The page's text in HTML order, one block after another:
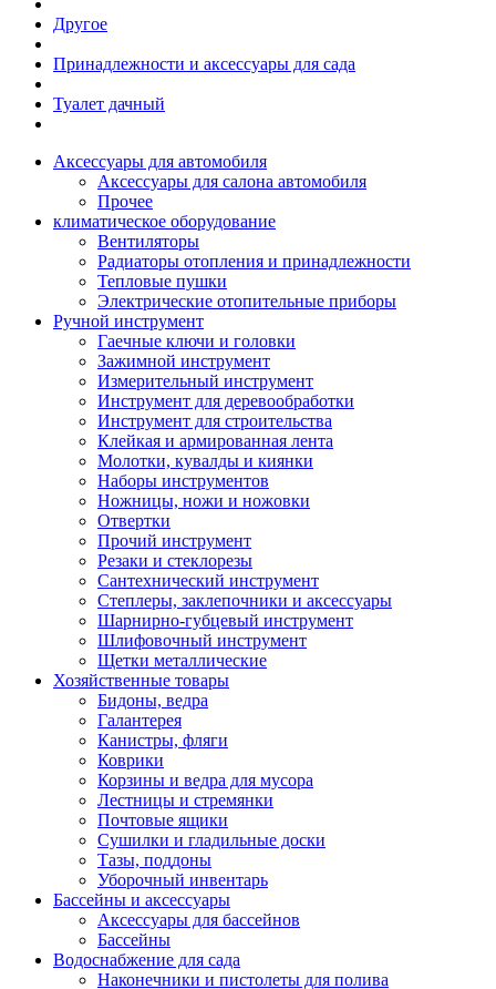
Другое
Принадлежности и аксессуары для сада
Туалет дачный
Аксессуары для автомобиля
Аксессуары для салона автомобиля
Прочее
климатическое оборудование
Вентиляторы
Радиаторы отопления и принадлежности
Тепловые пушки
Электрические отопительные приборы
Ручной инструмент
Гаечные ключи и головки
Зажимной инструмент
Измерительный инструмент
Инструмент для деревообработки
Инструмент для строительства
Клейкая и армированная лента
Молотки, кувалды и киянки
Наборы инструментов
Ножницы, ножи и ножовки
Отвертки
Прочий инструмент
Резаки и стеклорезы
Сантехнический инструмент
Степлеры, заклепочники и аксессуары
Шарнирно-губцевый инструмент
Шлифовочный инструмент
Щетки металлические
Хозяйственные товары
Бидоны, ведра
Галантерея
Канистры, фляги
Коврики
Корзины и ведра для мусора
Лестницы и стремянки
Почтовые ящики
Сушилки и гладильные доски
Тазы, поддоны
Уборочный инвентарь
Бассейны и аксессуары
Аксессуары для бассейнов
Бассейны
Водоснабжение для сада
Наконечники и пистолеты для полива